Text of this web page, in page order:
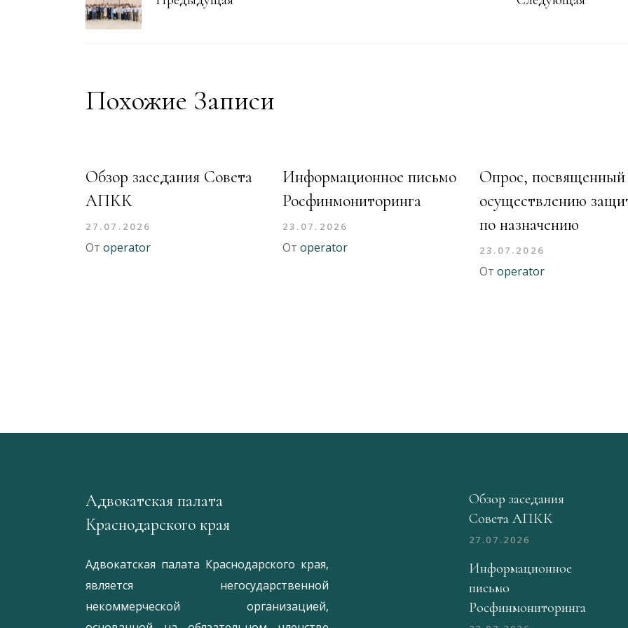
Похожие Записи
Обзор заседания Совета
АПКК
27.07.2026
От operator
Информационное письмо
Росфинмониторинга
23.07.2026
От operator
Опрос, посвященный
осуществлению
по назначению
23.07.2026
От operator
Адвокатская палата
Краснодарского края
Адвокатская палата Краснодарского края,
является негосударственной
некоммерческой организацией,
Обзор заседания
Совета АПКК
27.07.2026
Информационное
письмо
Росфинмониторинга